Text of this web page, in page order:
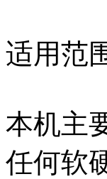
适用范
本机主
任何软